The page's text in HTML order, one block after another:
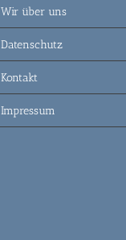
Wir über uns
Datenschutz
Kontakt
Impressum